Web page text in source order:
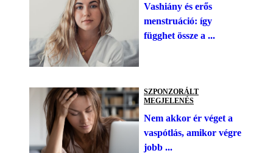
Vashiány és erős
menstruáció: így
függhet össze a ...
SZPONZORÁLT
MEGJELENÉS
Nem akkor ér véget a
vaspótlás, amikor végre
jobb ...